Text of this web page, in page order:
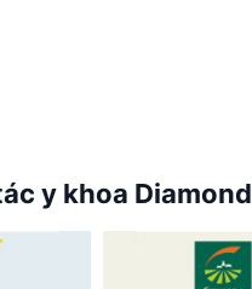
kỳ năm
y khoa Diamond